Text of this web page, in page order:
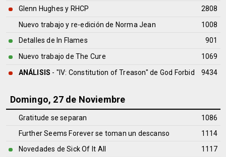
Glenn Hughes y RHCP
2808
Nuevo trabajo y re-edición de Norma Jean
1008
Detalles de In Flames
901
Nuevo trabajo de The Cure
1069
ANÁLISIS - "IV: Constitution of Treason" de God Forbid 9434
Domingo, 27 de Noviembre
Gratitude se separan
1086
Further Seems Forever se toman un descanso
1114
Novedades de Sick Of It All
1117